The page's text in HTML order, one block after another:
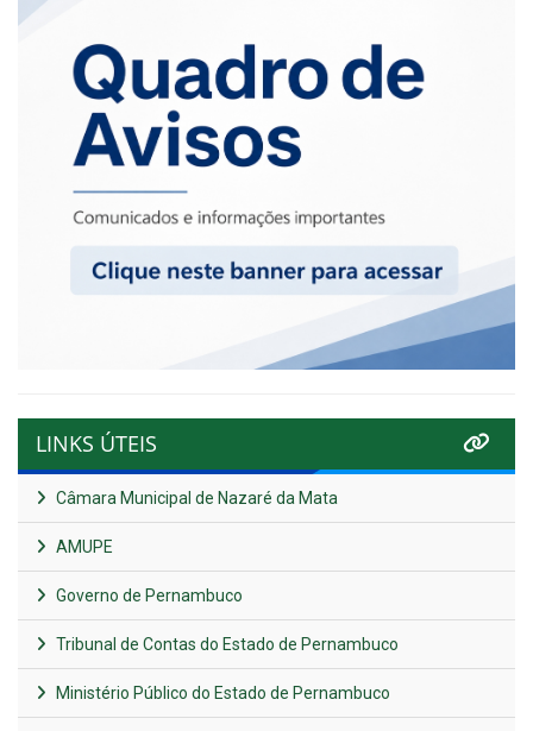
LINKS ÚTEIS
Câmara Municipal de Nazaré da Mata
AMUPE
Governo de Pernambuco
Tribunal de Contas do Estado de Pernambuco
Ministério Público do Estado de Pernambuco